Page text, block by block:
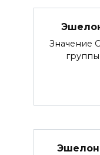
Значение
группы